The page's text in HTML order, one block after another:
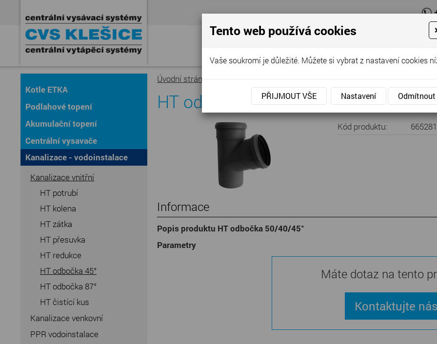
Úvodní stránka HT
HT odbočka 50/40/45°
Kód produktu:
Informace
Popis produktu HT odbočka 50/40/45°
Parametry
Máte dotaz na tento
Kontaktujte nás
Kotle ETKA
Podlahové topení
Akumulační topení
Centrální vysavače
Kanalizace - vodoinstalace
Kanalizace vnitřní
HT potrubí
HT kolena
HT zátka
HT přesuvka
HT redukce
HT odbočka 45°
HT odbočka 87°
HT čistící kus
Kanalizace venkovní
PPR vodoinstalace
Tento web používá cookies
Vaše soukromí je důležité. Můžete si vybrat z nastavení cookies
PŘIJMOUT VŠE Nastavení Odmítnout